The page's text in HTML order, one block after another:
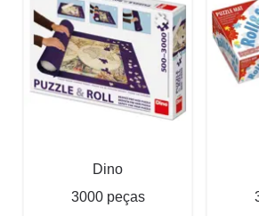
Dino
3000 peças